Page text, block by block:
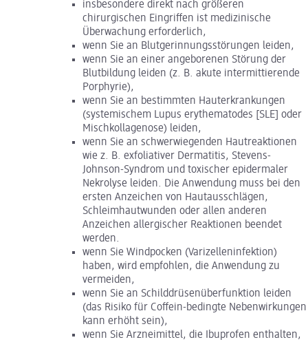
insbesondere direkt nach größeren
chirurgischen Eingriffen ist medizinische
Überwachung erforderlich,
wenn Sie an Blutgerinnungsstörungen leiden,
wenn Sie an einer angeborenen Störung der
Blutbildung leiden (z. B. akute intermittierende
Porphyrie),
wenn Sie an bestimmten Hauterkrankungen
(systemischem Lupus erythematodes [SLE] oder
Mischkollagenose) leiden,
wenn Sie an schwerwiegenden Hautreaktionen
wie z. B. exfoliativer Dermatitis, Stevens-
Johnson-Syndrom und toxischer epidermaler
Nekrolyse leiden. Die Anwendung muss bei den
ersten Anzeichen von Hautausschlägen,
Schleimhautwunden oder allen anderen
Anzeichen allergischer Reaktionen beendet
werden.
wenn Sie Windpocken (Varizelleninfektion)
haben, wird empfohlen, die Anwendung zu
vermeiden,
wenn Sie an Schilddrüsenüberfunktion leiden
(das Risiko für Coffein-bedingte Nebenwirkungen
kann erhöht sein),
wenn Sie Arzneimittel, die Ibuprofen enthalten,